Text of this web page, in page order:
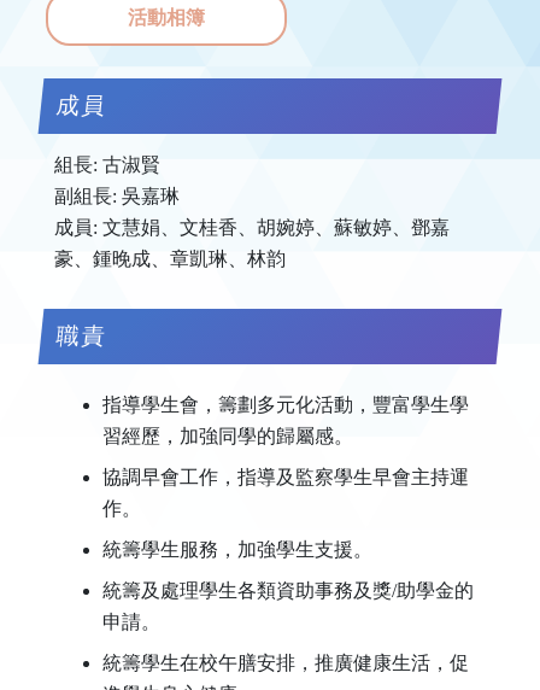
活動相簿
成員
組長: 古淑賢
副組長: 吳嘉琳
成員: 文慧娟、文桂香、胡婉婷、蘇敏婷、鄧嘉
豪、鍾晚成、章凱琳、林韵
職責
指導學生會，籌劃多元化活動，豐富學生學
習經歷，加強同學的歸屬感。
協調早會工作，指導及監察學生早會主持運
作。
統籌學生服務，加強學生支援。
統籌及處理學生各類資助事務及獎/助學金的
申請。
統籌學生在校午膳安排，推廣健康生活，促